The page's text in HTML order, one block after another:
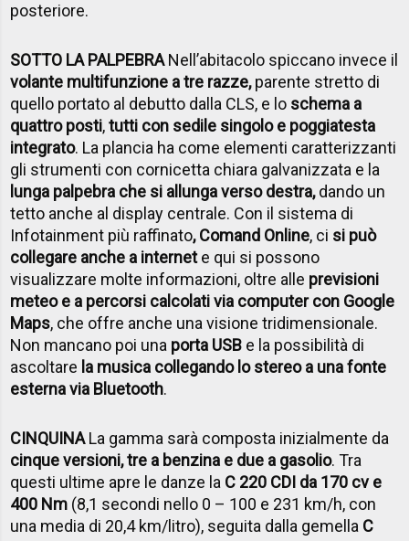
posteriore.
SOTTO LA PALPEBRANell’abitacolo spiccano invece il
volante multifunzione a tre razze,parente stretto di
quello portato al debutto dalla CLS, e lo schema a
quattro posti,tutti con sedile singolo e poggiatesta
integrato. La plancia ha come elementi caratterizzanti
gli strumenti con cornicetta chiara galvanizzata e la
lunga palpebra che si allunga verso destra,dando un
tetto anche al display centrale. Con il sistema di
Infotainment più raffinato, Comand Online, ci si può
collegare anche a internete qui si possono
visualizzare molte informazioni, oltre alle previsioni
meteo e a percorsi calcolati via computer con Google
Maps, che offre anche una visione tridimensionale.
Non mancano poi una porta USB e la possibilità di
ascoltare la musica collegando lo stereo a una fonte
esterna via Bluetooth.
CINQUINALa gamma sarà composta inizialmente da
cinque versioni, tre a benzina e due a gasolio. Tra
questi ultime apre le danze la C 220 CDI da 170 cv e
400 Nm (8,1 secondi nello 0 – 100 e 231 km/h, con
una media di 20,4 km/litro), seguita dalla gemella C